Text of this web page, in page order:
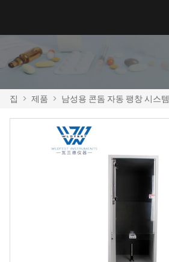
집 > 제품 > 남성용 콘돔 자동 팽창 시스템